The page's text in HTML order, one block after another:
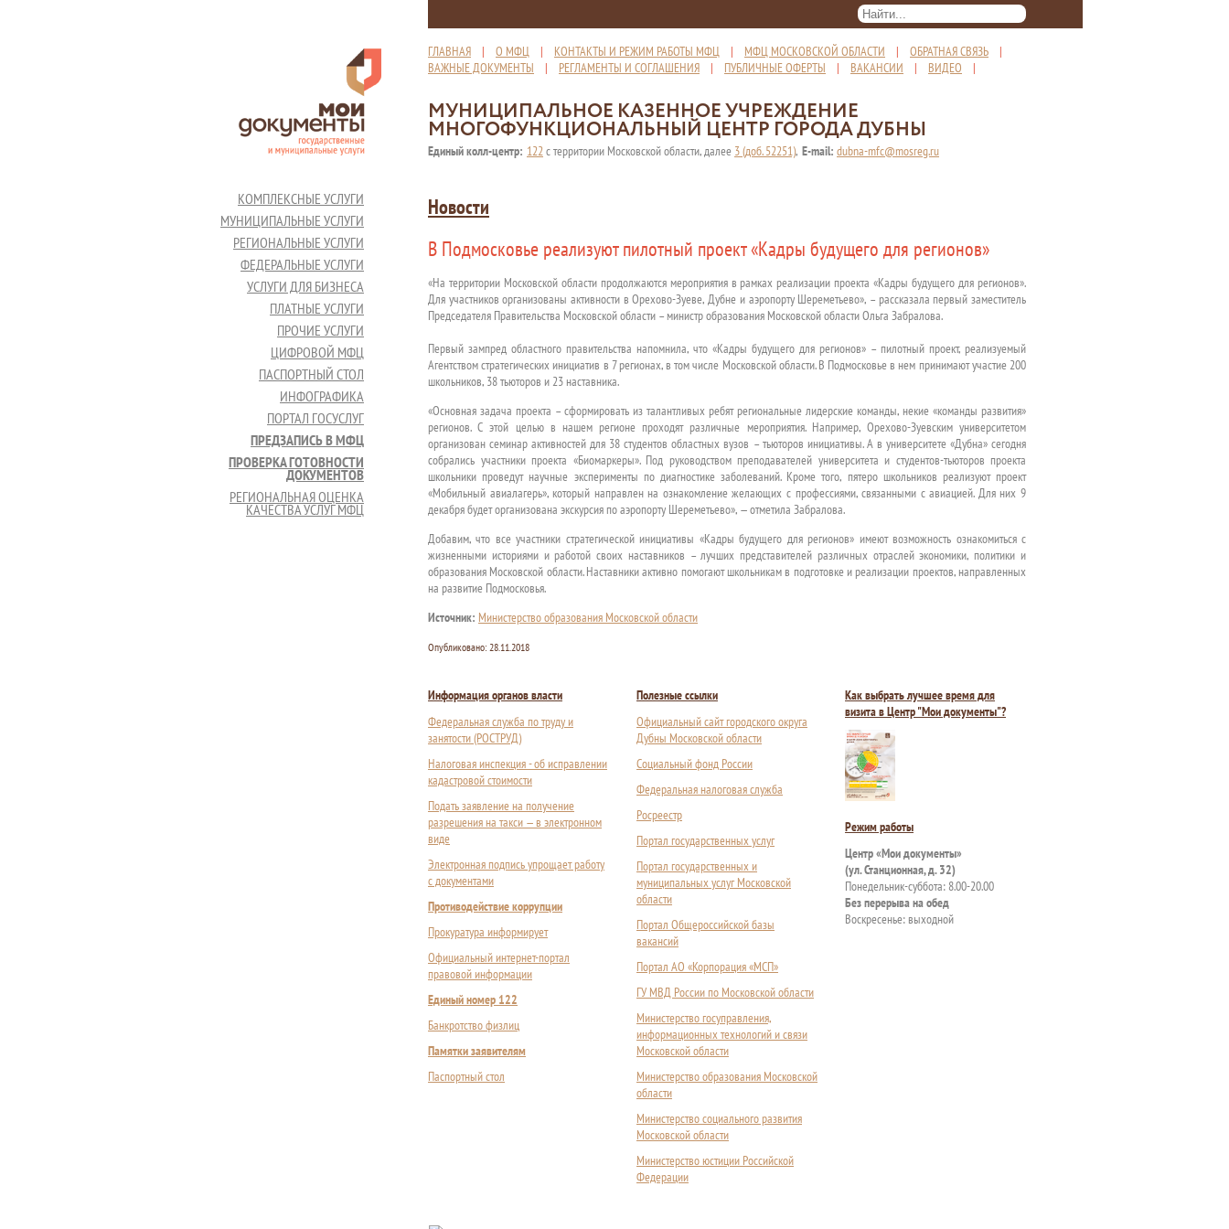
ГЛАВНАЯ | О МФЦ | КОНТАКТЫ И РЕЖИМ РАБОТЫ МФЦ | МФЦ МОСКОВСКОЙ ОБЛАСТИ | ОБРАТНАЯ СВЯЗЬ |
ВАЖНЫЕ ДОКУМЕНТЫ | РЕГЛАМЕНТЫ И СОГЛАШЕНИЯ | ПУБЛИЧНЫЕ ОФЕРТЫ | ВАКАНСИИ | ВИДЕО |
МУНИЦИПАЛЬНОЕ КАЗЕННОЕ УЧРЕЖДЕНИЕ
МНОГОФУНКЦИОНАЛЬНЫЙ ЦЕНТР ГОРОДА ДУБНЫ
Единый колл-центр: 122с территории Московской области, далее 3 (доб. 52251), E-mail: dubna-mfc@mosreg.ru
КОМПЛЕКСНЫЕ УСЛУГИ
МУНИЦИПАЛЬНЫЕ УСЛУГИ
РЕГИОНАЛЬНЫЕ УСЛУГИ
ФЕДЕРАЛЬНЫЕ УСЛУГИ
УСЛУГИ ДЛЯ БИЗНЕСА
ПЛАТНЫЕ УСЛУГИ
ПРОЧИЕ УСЛУГИ
ЦИФРОВОЙ МФЦ
ПАСПОРТНЫЙ СТОЛ
ИНФОГРАФИКА
ПОРТАЛ ГОСУСЛУГ
ПРЕДЗАПИСЬ В МФЦ
ПРОВЕРКА ГОТОВНОСТИ
ДОКУМЕНТОВ
РЕГИОНАЛЬНАЯ ОЦЕНКА
КАЧЕСТВА УСЛУГ МФЦ
Новости
В Подмосковье реализуют пилотный проект «Кадры будущего для регионов»
«На территории Московской области продолжаются мероприятия в рамках реализации проекта «Кадры будущего для регионов».
Для участников организованы активности в Орехово-Зуеве, Дубне и аэропорту Шереметьево», – рассказала первый заместитель
Председателя Правительства Московской области – министр образования Московской области Ольга Забралова.
Первый зампред областного правительства напомнила, что «Кадры будущего для регионов» – пилотный проект, реализуемый
Агентством стратегических инициатив в 7 регионах, в том числе Московской области. В Подмосковье в нем принимают участие 200
школьников, 38 тьюторов и 23 наставника.
«Основная задача проекта – сформировать из талантливых ребят региональные лидерские команды, некие «команды развития»
регионов. С этой целью в нашем регионе проходят различные мероприятия. Например, Орехово-Зуевским университетом
организован семинар активностей для 38 студентов областных вузов – тьюторов инициативы. А в университете «Дубна» сегодня
собрались участники проекта «Биомаркеры». Под руководством преподавателей университета и студентов-тьюторов проекта
школьники проведут научные эксперименты по диагностике заболеваний. Кроме того, пятеро школьников реализуют проект
«Мобильный авиалагерь», который направлен на ознакомление желающих с профессиями, связанными с авиацией. Для них 9
декабря будет организована экскурсия по аэропорту Шереметьево», — отметила Забралова.
Добавим, что все участники стратегической инициативы «Кадры будущего для регионов» имеют возможность ознакомиться с
жизненными историями и работой своих наставников – лучших представителей различных отраслей экономики, политики и
образования Московской области. Наставники активно помогают школьникам в подготовке и реализации проектов, направленных
на развитие Подмосковья.
Источник: Министерство образования Московской области
Опубликовано: 28.11.2018
Информация органов власти
Федеральная служба по труду и
занятости (РОСТРУД)
Налоговая инспекция - об исправлении
кадастровой стоимости
Подать заявление на получение
разрешения на такси — в электронном
виде
Электронная подпись упрощает работу
с документами
Противодействие коррупции
Прокуратура информирует
Официальный интернет-портал
правовой информации
Единый номер 122
Банкротство физлиц
Памятки заявителям
Паспортный стол
Полезные ссылки
Официальный сайт городского округа
Дубны Московской области
Социальный фонд России
Федеральная налоговая служба
Росреестр
Портал государственных услуг
Портал государственных и
муниципальных услуг Московской
области
Портал Общероссийской базы
вакансий
Портал АО «Корпорация «МСП»
ГУ МВД России по Московской области
Министерство госуправления,
информационных технологий и связи
Московской области
Министерство образования Московской
области
Министерство социального развития
Московской области
Министерство юстиции Российской
Федерации
Как выбрать лучшее время для
визита в Центр "Мои документы"?
Режим работы
Центр «Мои документы»
(ул. Станционная, д. 32)
Понедельник-суббота: 8.00-20.00
Без перерыва на обед
Воскресенье: выходной